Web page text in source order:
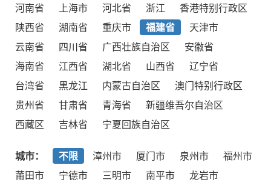
河南省
上海市 河北省 浙江
香港特别行政区
陕西省
湖南省 重庆市 福建省
天津市
云南省
四川省 广西壮族自治区
安徽省
海南省
江西省 湖北省 山西省
辽宁省
台湾省
黑龙江 内蒙古自治区
澳门特别行政区
贵州省
甘肃省 青海省
新疆维吾尔自治区
西藏区
吉林省 宁夏回族自治区
城市： 不限 漳州市 厦门市 泉州市
福州市
莆田市
宁德市 三明市 南平市 龙岩市